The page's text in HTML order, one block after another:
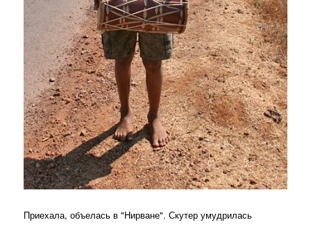
Приехала, объелась в "Нирване". Скутер умудрилась